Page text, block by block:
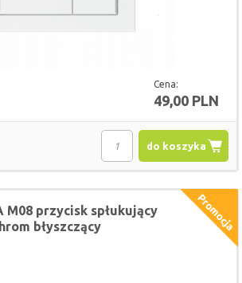
Cena:
49,00 PLN
do koszyka
M08 przycisk spłukujący
błyszczący